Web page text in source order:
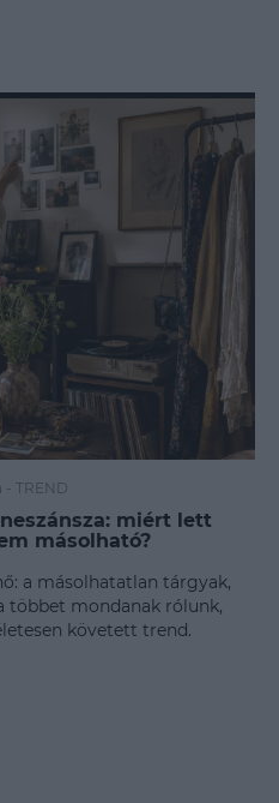
- TREND
miért lett
másolható?
a másolhatatlan tárgyak,
többet mondanak rólunk,
követett trend.